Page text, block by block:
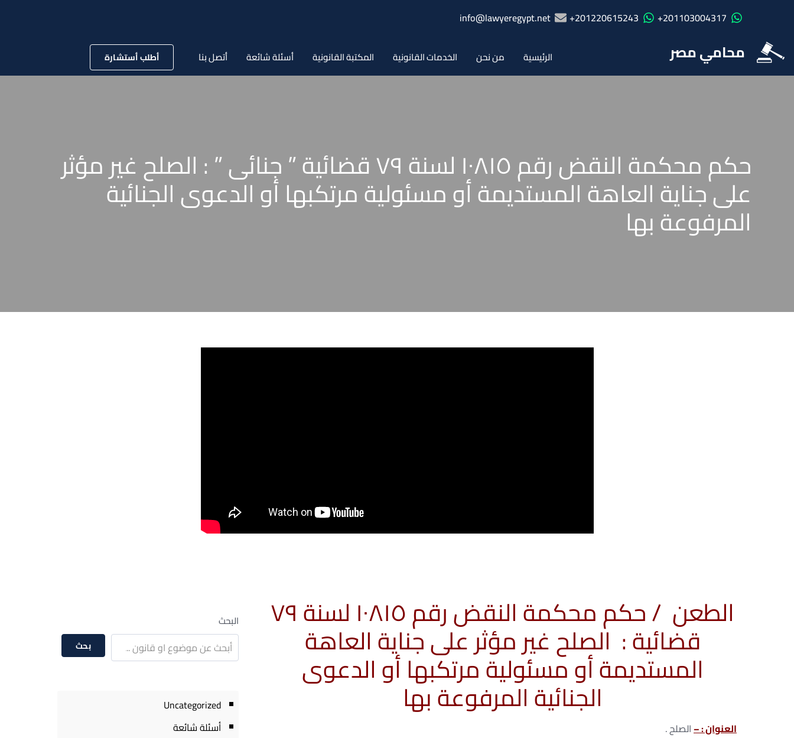
201103004317+
201220615243+
info@lawyeregypt.net
محامي مصر الرئيسية من نحن الخدمات القانونية المكتبة القانونية أسئلة شائعة أتصل بنا أطلب أستشارة
حكم محكمة النقض رقم ۱۰۸۱٥ لسنة ۷۹ قضائية ” جنائى ” : الصلح غير مؤثر
على جناية العاهة المستديمة أو مسئولية مرتكبها أو الدعوى الجنائية
المرفوعة بها
الطعن / حكم محكمة النقض رقم ۱۰۸۱٥ لسنة ۷۹
قضائية : الصلح غير مؤثر على جناية العاهة
المستديمة أو مسئولية مرتكبها أو الدعوى
الجنائية المرفوعة بها
العنوان : –الصلح .
البحث
بحث
Uncategorized
أسئلة شائعة